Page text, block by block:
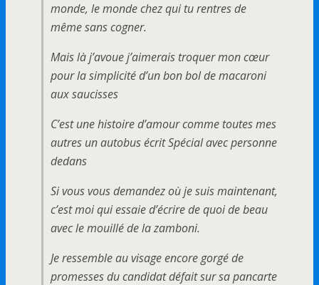
monde, le monde chez qui tu rentres de
même sans cogner.
Mais là j’avoue j’aimerais troquer mon cœur
pour la simplicité d’un bon bol de macaroni
aux saucisses
C’est une histoire d’amour comme toutes mes
autres un autobus écrit Spécial avec personne
dedans
Si vous vous demandez où je suis maintenant,
c’est moi qui essaie d’écrire de quoi de beau
avec le mouillé de la zamboni.
Je ressemble au visage encore gorgé de
promesses du candidat défait sur sa pancarte